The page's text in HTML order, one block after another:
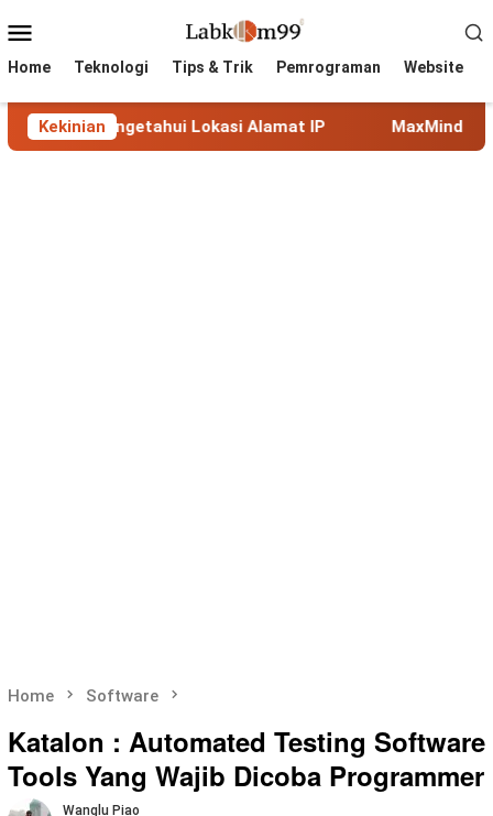
to
Menu
Home Teknologi Tips & Trik Pemrograman Website
Kekinian
Lokasi Alamat IP MaxMind GeoLite: Database
Home Software
Katalon : Automated Testing Software
Tools Yang Wajib Dicoba Programmer
Wanglu Piao